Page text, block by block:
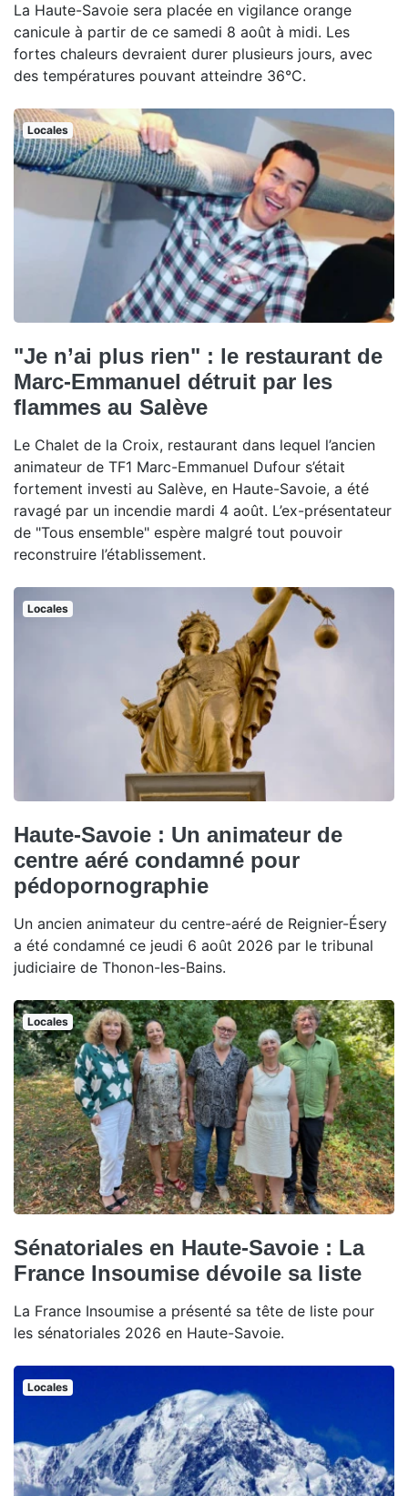
La Haute-Savoie sera placée en vigilance orange
canicule à partir de ce samedi 8 août à midi. Les
fortes chaleurs devraient durer plusieurs jours, avec
des températures pouvant atteindre 36°C.
Locales
"Je n’ai plus rien" : le restaurant de
Marc-Emmanuel détruit par les
flammes au Salève
Le Chalet de la Croix, restaurant dans lequel l’ancien
animateur de TF1 Marc-Emmanuel Dufour s’était
fortement investi au Salève, en Haute-Savoie, a été
ravagé par un incendie mardi 4 août. L’ex-présentateur
de "Tous ensemble" espère malgré tout pouvoir
reconstruire l’établissement.
Locales
Haute-Savoie : Un animateur de
centre aéré condamné pour
pédopornographie
Un ancien animateur du centre-aéré de Reignier-Ésery
a été condamné ce jeudi 6 août 2026 par le tribunal
judiciaire de Thonon-les-Bains.
Locales
Sénatoriales en Haute-Savoie : La
France Insoumise dévoile sa liste
La France Insoumise a présenté sa tête de liste pour
les sénatoriales 2026 en Haute-Savoie.
Locales